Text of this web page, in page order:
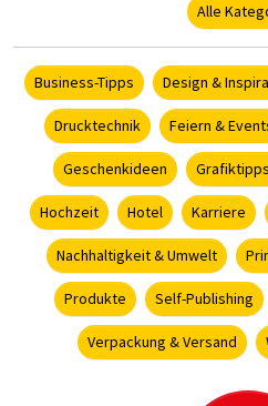
Alle
Business-Tipps Design &
Drucktechnik Feiern &
Geschenkideen
Hochzeit Hotel Karriere
Nachhaltigkeit & Umwelt
Produkte Self-Publishing
Verpackung & Versand